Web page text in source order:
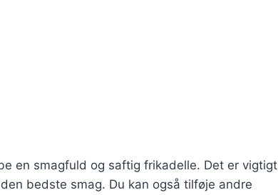
en smagfuld og saftig frikadelle. Det er vigtigt
bedste smag. Du kan også tilføje andre